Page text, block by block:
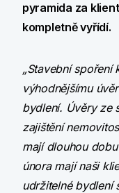
pyramida za
kompletně vyřídí.
„Stavební spoření
výhodnějšímu
bydlení. Úvěry ze
zajištění
mají dlouhou
února mají naši
udržitelné bydlení